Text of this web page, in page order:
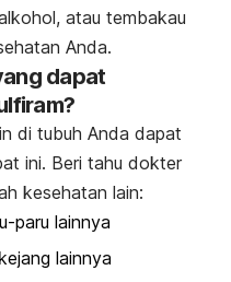
atau tembakau
Anda.
dapat
di tubuh Anda dapat
ini. Beri tahu dokter
kesehatan lain:
paru lainnya
lainnya